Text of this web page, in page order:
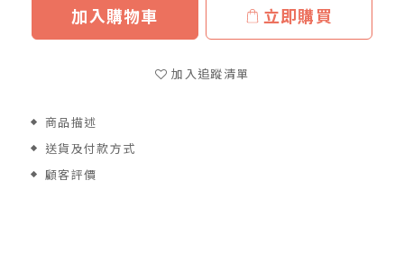
加入購物車 立即購買
加入追蹤清單
商品描述
送貨及付款方式
顧客評價